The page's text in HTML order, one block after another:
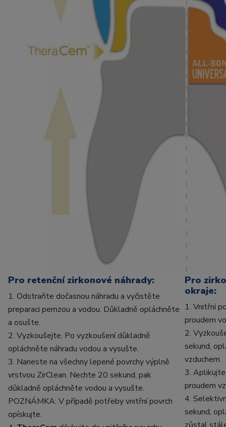
Pro retenční zirkonové náhrady:
1. Odstraňte dočasnou náhradu a vyčistěte
preparaci pemzou a vodou. Důkladně opláchněte
a osušte.
2. Vyzkoušejte. Po vyzkoušení důkladně
opláchněte náhradu vodou a vysušte.
3. Naneste na všechny lepené povrchy výplně
vrstvou ZirClean. Nechte 20 sekund, pak
důkladně opláchněte vodou a vysušte.
POZNÁMKA: V případě potřeby vnitřní povrch
opískujte.
Pro
okraje:
1. Vnitřní
proudem
2.
sekund,
vzduchem.
3.
proudem
4.
sekund,
zůstal